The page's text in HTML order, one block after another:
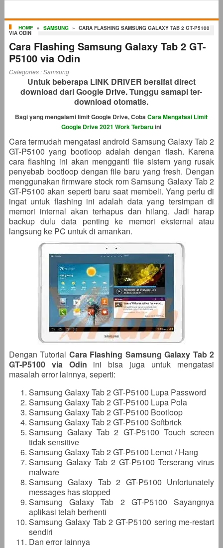
HOME » SAMSUNG » CARA FLASHING SAMSUNG GALAXY TAB 2 GT-P5100
VIA ODIN
Cara Flashing Samsung Galaxy Tab 2 GT-
P5100 via Odin
Categories :Samsung
Untuk beberapa LINK DRIVER bersifat direct
download dari Google Drive. Tunggu samapi ter-
download otomatis.
Bagi yang mengalami limit Google Drive, CobaCara Mengatasi Limit
Google Drive 2021 Work Terbaruini
Cara termudah mengatasi android Samsung Galaxy Tab 2
GT-P5100 yang bootloop adalah dengan flash. Karena
cara flashing ini akan mengganti file sistem yang rusak
penyebab bootloop dengan file baru yang fresh. Dengan
menggunakan firmware stock rom Samsung Galaxy Tab 2
GT-P5100 akan seperti baru saat membeli. Yang perlu di
ingat untuk flashing ini adalah data yang tersimpan di
memori internal akan terhapus dan hilang. Jadi harap
backup dulu data penting ke memori eksternal atau
langsung ke PC untuk di amankan.
Dengan Tutorial Cara Flashing Samsung Galaxy Tab 2
GT-P5100 via Odin ini bisa juga untuk mengatasi
masalah error lainnya, seperti:
Samsung Galaxy Tab 2 GT-P5100 Lupa Password
Samsung Galaxy Tab 2 GT-P5100 Lupa Pola
Samsung Galaxy Tab 2 GT-P5100 Bootloop
Samsung Galaxy Tab 2 GT-P5100 Softbrick
Samsung Galaxy Tab 2 GT-P5100 Touch screen
tidak sensitive
Samsung Galaxy Tab 2 GT-P5100 Lemot / Hang
Samsung Galaxy Tab 2 GT-P5100 Terserang virus
malware
Samsung Galaxy Tab 2 GT-P5100 Unfortunately
messages has stopped
Samsung Galaxy Tab 2 GT-P5100 Sayangnya
aplikasi telah berhenti
Samsung Galaxy Tab 2 GT-P5100 sering me-restart
sendiri
Dan error lainnya